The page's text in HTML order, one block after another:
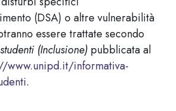
(DSA) o altre vulnerabilità
essere trattate secondo
(Inclusione) pubblicata al
www.unipd.it/informativa-
.